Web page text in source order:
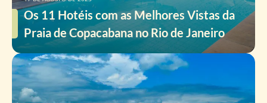
Os 11 Hotéis com as Melhores Vistas da
Praia de Copacabana no Rio de Janeiro